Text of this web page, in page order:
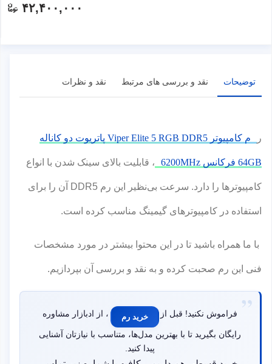
۴۲,۴۰۰,۰۰۰
توضیحات نقد و بررسی های مرتبط نقد و نظرات
ر م کامپیوتر Viper Elite 5 RGB DDR5 پاتریوت دو کاناله
64GB فرکانس 6200MHz ، قابلیت بالای سینک شدن با انواع
کامپیوترها را دارد. سرعت بی‌نظیر این رم DDR5 آن را برای
استفاده در کامپیوترهای گیمینگ مناسب کرده است.
با ما همراه باشید تا در این محتوا بیشتر در مورد مشخصات
فنی این رم صحبت کرده و به نقد و بررسی آن بپردازیم.
فراموش نکنید! قبل از خرید رم ، از ادبازار مشاوره
رایگان بگیرید تا با بهترین مدل‌ها، متناسب با نیازتان آشنایی
پیدا کنید.